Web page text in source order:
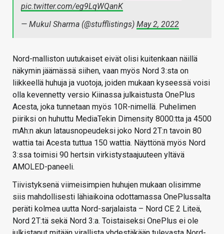
pic.twitter.com/eg9LqWQanK
— Mukul Sharma (@stufflistings) May 2, 2022
Nord-malliston uutukaiset eivät olisi kuitenkaan näillä
näkymin jäämässä siihen, vaan myös Nord 3:sta on
liikkeellä huhuja ja vuotoja, joiden mukaan kyseessä voisi
olla kevennetty versio Kiinassa julkaistusta OnePlus
Acesta, joka tunnetaan myös 10R-nimellä. Puhelimen
piiriksi on huhuttu MediaTekin Dimensity 8000:tta ja 4500
mAh:n akun latausnopeudeksi joko Nord 2T:n tavoin 80
wattia tai Acesta tuttua 150 wattia. Näyttönä myös Nord
3:ssa toimisi 90 hertsin virkistystaajuuteen yltävä
AMOLED-paneeli.
Tiivistyksenä viimeisimpien huhujen mukaan olisimme
siis mahdollisesti lähiaikoina odottamassa OnePlussalta
peräti kolmea uutta Nord-sarjalaista – Nord CE 2 Liteä,
Nord 2T:tä sekä Nord 3:a. Toistaiseksi OnePlus ei ole